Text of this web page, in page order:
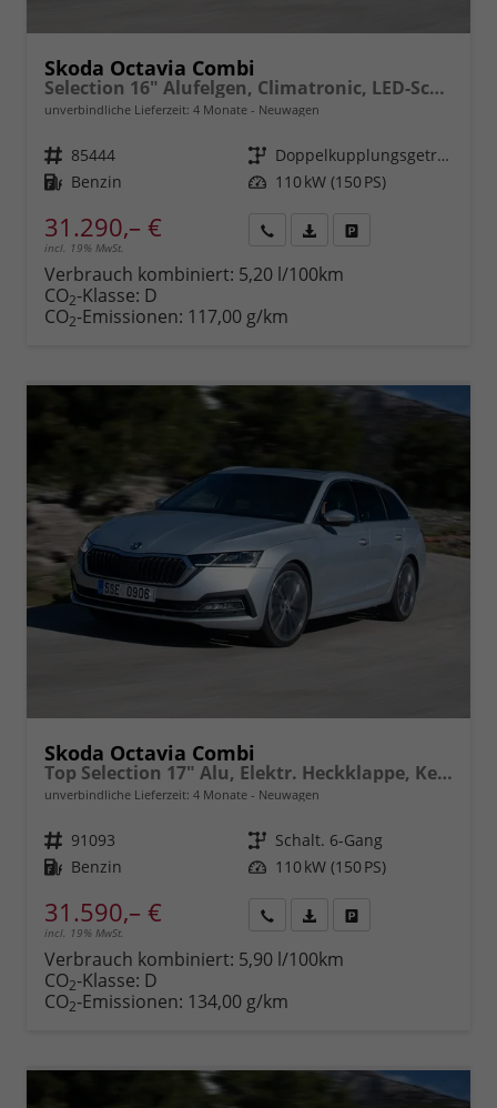
Skoda Octavia Combi
Selection 16" Alufelgen, Climatronic, LED-Scheinwerfer, Parksensoren hinten, Radio 10" + Wireless Smartlink, Tempomat, Multifunktions-Lederlenkrad, Dachreling uvm.
unverbindliche Lieferzeit: 4 Monate Neuwagen
Fahrzeugnr. 85444 Getriebe
Doppelkupplungsgetriebe (DSG)
Kraftstoff Benzin Leistung 110 kW (150 PS)
31.290,– €
incl. 19% MwSt.
anfordern
Datei,
Verbrauch kombiniert: 5,20 l/100km
CO2-Klasse: D
CO2-Emissionen: 117,00 g/km
Skoda Octavia Combi
Top Selection 17" Alu, Elektr. Heckklappe, Kessy+Alarm, Beheizte Frontscheibe, Winterpaket, SunSet, Climatronic, LED-Scheinwerfer, Parksensoren vorn/hinten, Rückfahrkamera, Radio 10" + Wireless Smartlink, ACC uvm.
unverbindliche Lieferzeit: 4 Monate Neuwagen
Fahrzeugnr. 91093 Getriebe Schalt. 6-Gang
Kraftstoff Benzin Leistung 110 kW (150 PS)
31.590,– €
incl. 19% MwSt.
anfordern
Datei,
Verbrauch kombiniert: 5,90 l/100km
CO2-Klasse: D
CO2-Emissionen: 134,00 g/km